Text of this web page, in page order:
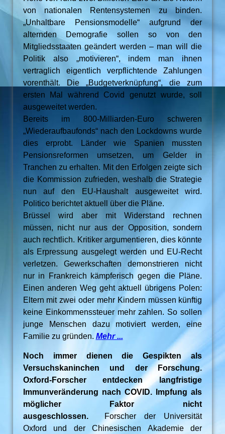
von nationalen Rentensystemen zu binden.
„Unhaltbare Pensionsmodelle“ aufgrund der
alternden Demografie sollen so von den
Mitgliedsstaaten geändert werden – man will die
Politik also „motivieren“, indem man ihnen
vertraglich eigentlich verpflichtende Zahlungen
vorenthält. Die „Budgetverknüpfung“, die zum
ersten Mal während Covid genutzt wurde, soll
ausgeweitet werden.
Bereits im 800-Milliarden-Euro schweren
„Wiederaufbaufonds“ nach den Lockdowns wurde
dies erprobt. Länder wie Spanien mussten
Pensionsreformen umsetzen, um Gelder in
Tranchen zu erhalten. Mit den Erfolgen zeigte sich
die Kommission zufrieden, weshalb die Strategie
nun auf den EU-Haushalt ausgeweitet wird.
Politico berichtet aktuell über die Pläne.
Brüssel wird aber mit Widerstand rechnen
müssen, nicht nur aus der Opposition, sondern
auch rechtlich. Kritiker argumentieren, dies könnte
als Erpressung ausgelegt werden und EU-Recht
verletzen. Gewerkschaften demonstrieren nicht
nur in Frankreich kämpferisch gegen die Pläne.
Einen anderen Weg geht aktuell übrigens Polen:
Eltern mit zwei oder mehr Kindern müssen künftig
keine Einkommenssteuer mehr zahlen. So sollen
junge Menschen dazu motiviert werden, eine
Familie zu gründen. Mehr ...
Noch immer dienen die Gespikten als
Versuchskaninchen und der Forschung.
Oxford-Forscher entdecken langfristige
Immunveränderung nach COVID. Impfung als
möglicher Faktor nicht
ausgeschlossen. Forscher der Universität
Oxford und der Chinesischen Akademie der